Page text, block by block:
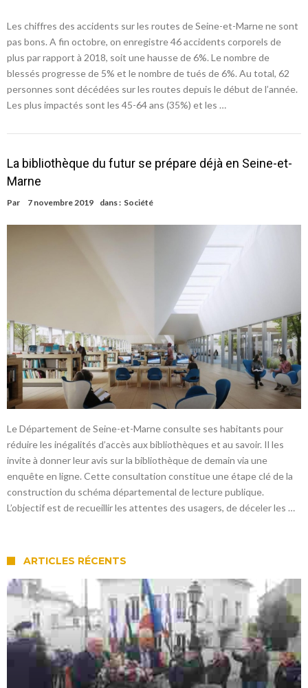
Les chiffres des accidents sur les routes de Seine-et-Marne ne sont
pas bons. A fin octobre, on enregistre 46 accidents corporels de
plus par rapport à 2018, soit une hausse de 6%. Le nombre de
blessés progresse de 5% et le nombre de tués de 6%. Au total, 62
personnes sont décédées sur les routes depuis le début de l’année.
Les plus impactés sont les 45-64 ans (35%) et les …
La bibliothèque du futur se prépare déjà en Seine-et-
Marne
Par 7 novembre 2019 dans : Société
Le Département de Seine-et-Marne consulte ses habitants pour
réduire les inégalités d’accès aux bibliothèques et au savoir. Il les
invite à donner leur avis sur la bibliothèque de demain via une
enquête en ligne. Cette consultation constitue une étape clé de la
construction du schéma départemental de lecture publique.
L’objectif est de recueillir les attentes des usagers, de déceler les …
ARTICLES RÉCENTS